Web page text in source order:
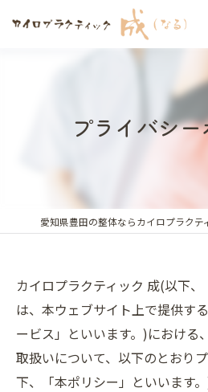
プライバシ
カイロプラクティック 成(以下
は、本ウェブサイト上で提供す
ービス」といいます。)における
取扱いについて、以下のとおり
下、「本ポリシー」といいます。